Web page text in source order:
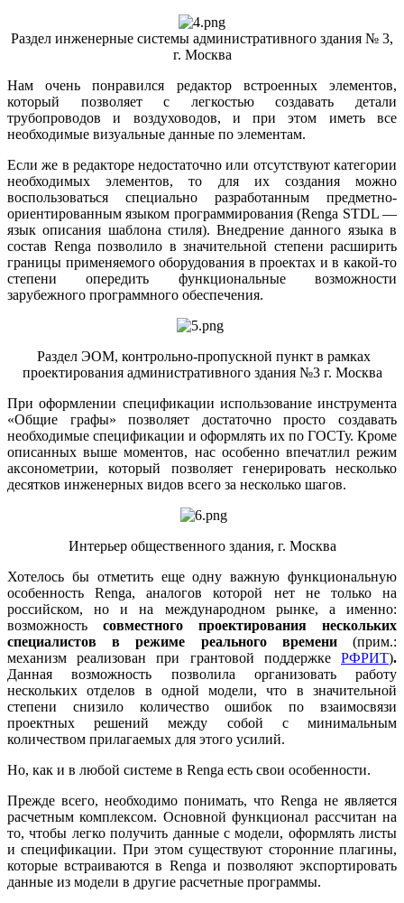
Раздел инженерные системы административного здания № 3,
г. Москва
Нам очень понравился редактор встроенных элементов,
который позволяет с легкостью создавать детали
трубопроводов и воздуховодов, и при этом иметь все
необходимые визуальные данные по элементам.
Если же в редакторе недостаточно или отсутствуют категории
необходимых элементов, то для их создания можно
воспользоваться специально разработанным предметно-
ориентированным языком программирования (Renga STDL —
язык описания шаблона стиля). Внедрение данного языка в
состав Renga позволило в значительной степени расширить
границы применяемого оборудования в проектах и в какой-то
степени опередить функциональные возможности
зарубежного программного обеспечения.
Раздел ЭОМ, контрольно-пропускной пункт в рамках
проектирования административного здания №3 г. Москва
При оформлении спецификации использование инструмента
«Общие графы» позволяет достаточно просто создавать
необходимые спецификации и оформлять их по ГОСТу. Кроме
описанных выше моментов, нас особенно впечатлил режим
аксонометрии, который позволяет генерировать несколько
десятков инженерных видов всего за несколько шагов.
Интерьер общественного здания, г. Москва
Хотелось бы отметить еще одну важную функциональную
особенность Renga, аналогов которой нет не только на
российском, но и на международном рынке, а именно:
возможность совместного проектирования нескольких
специалистов в режиме реального времени (прим.:
механизм реализован при грантовой поддержке РФРИТ).
Данная возможность позволила организовать работу
нескольких отделов в одной модели, что в значительной
степени снизило количество ошибок по взаимосвязи
проектных решений между собой с минимальным
количеством прилагаемых для этого усилий.
Но, как и в любой системе в Renga есть свои особенности.
Прежде всего, необходимо понимать, что Renga не является
расчетным комплексом. Основной функционал рассчитан на
то, чтобы легко получить данные с модели, оформлять листы
и спецификации. При этом существуют сторонние плагины,
которые встраиваются в Renga и позволяют экспортировать
данные из модели в другие расчетные программы.